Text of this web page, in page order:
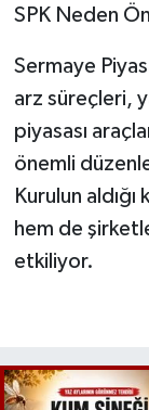
SPK Neden
Sermaye
arz süreçleri,
piyasası
önemli
Kurulun aldığı
hem de
etkiliyor.